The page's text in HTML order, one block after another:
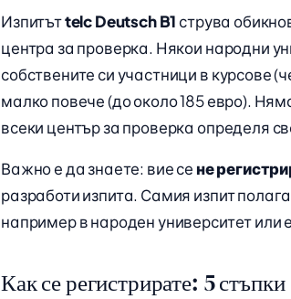
Изпитътtelc Deutsch B1струва
центра за проверка. Някои народни
собствените си участници в курсове
малко повече (до около 185 евро).
всеки център за проверка определя
Важно е да знаете: вие се не
разработи изпита. Самия изпит
например в народен университет или
Как се регистрирате: 5 стъпки